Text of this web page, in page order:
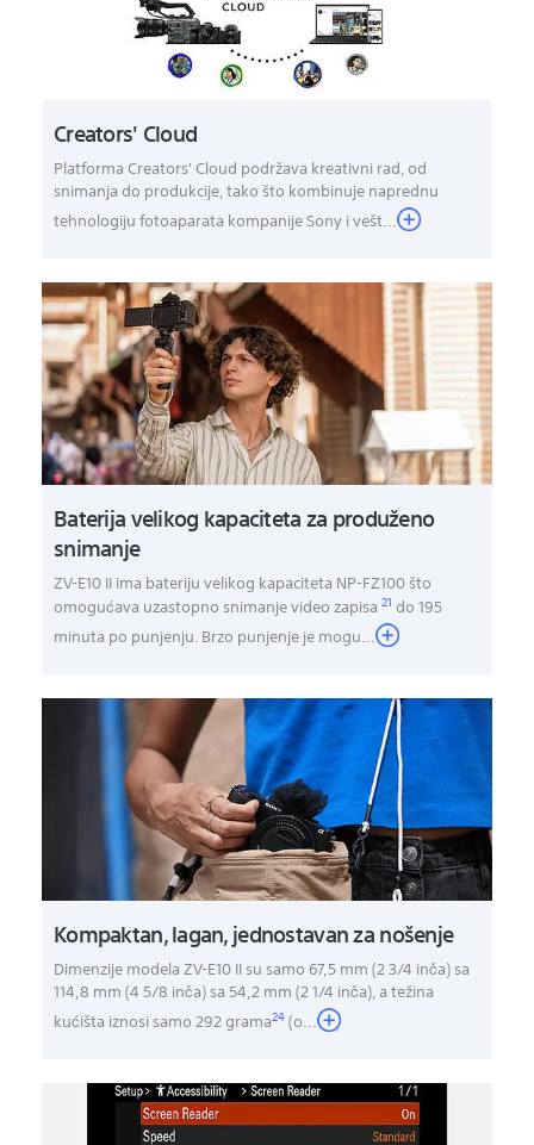
Creators' Cloud
Platforma Creators' Cloud podržava kreativni rad, od
snimanja do produkcije, tako što kombinuje naprednu
tehnologiju fotoaparata kompanije Sony i vešt...
Baterija velikog kapaciteta za produženo
snimanje
ZV-E10 II ima bateriju velikog kapaciteta NP-FZ100 što
omogućava uzastopno snimanje video zapisa21do 195
minuta po punjenju. Brzo punjenje je mogu...
Kompaktan, lagan, jednostavan za nošenje
Dimenzije modela ZV-E10 II su samo 67,5 mm (2 3/4 inča) sa
114,8 mm (4 5/8 inča) sa 54,2 mm (2 1/4 inča), a težina
kućišta iznosi samo 292 grama24(o...